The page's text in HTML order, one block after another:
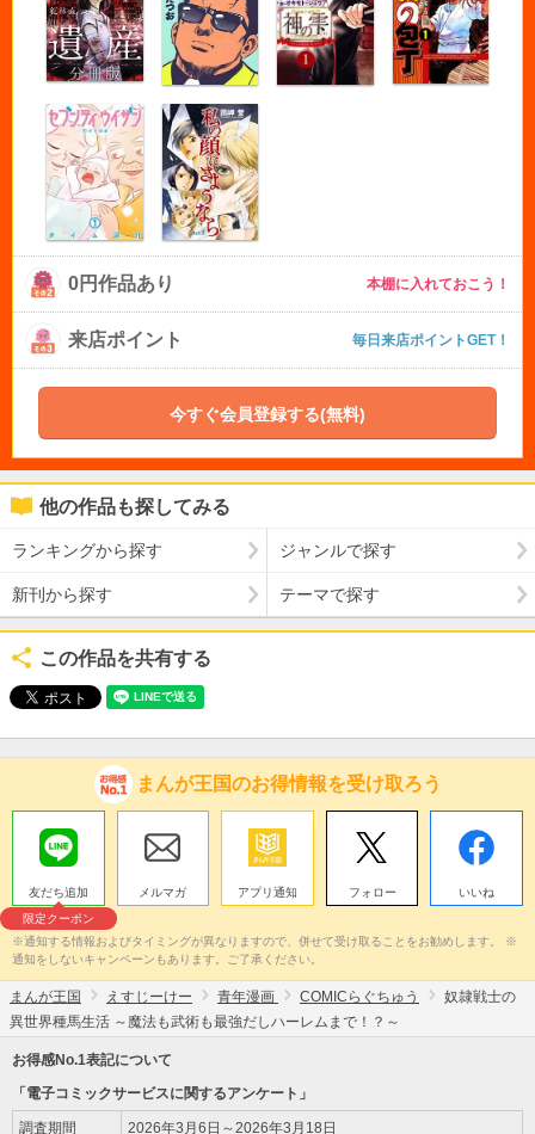
0円作品あり 本棚に入れておこう！
来店ポイント 毎日来店ポイントGET！
今すぐ会員登録する(無料)
他の作品も探してみる
ランキングから探す ジャンルで探す
新刊から探す テーマで探す
この作品を共有する
まんが王国のお得情報を受け取ろう
友だち追加
限定クーポン
メルマガ アプリ通知 フォロー いいね
※通知する情報およびタイミングが異なりますので、併せて受け取ることをお勧めします。 ※
通知をしないキャンペーンもあります。ご了承ください。
まんが王国 えすじーけー 青年漫画 COMICらぐちゅう
奴隷戦士の
異世界種馬生活 ～魔法も武術も最強だしハーレムまで！？～
お得感No.1表記について
「電子コミックサービスに関するアンケート」
調査期間 2026年3月6日～2026年3月18日